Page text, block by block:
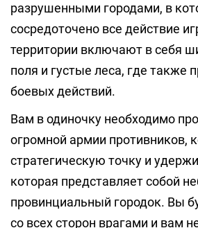
разрушенными городами, в
сосредоточено все действие
территории включают в себя
поля и густые леса, где также
боевых действий.
Вам в одиночку необходимо
огромной армии противников,
стратегическую точку и
которая представляет собой
провинциальный городок. Вы
со всех сторон врагами и вам